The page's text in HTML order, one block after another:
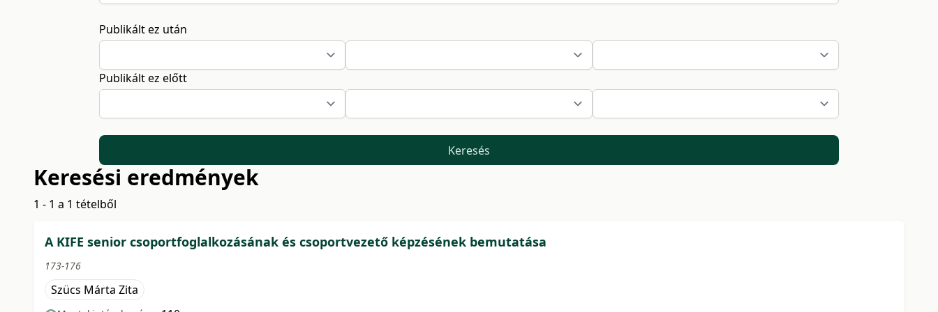
Publikált ez után
Publikált ez előtt
Keresés
Keresési eredmények
1 - 1 a 1 tételből
A KIFE senior csoportfoglalkozásának és csoportvezető képzésének bemutatása
173-176
Szücs Márta Zita